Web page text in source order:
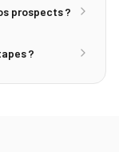
prospects ?
?